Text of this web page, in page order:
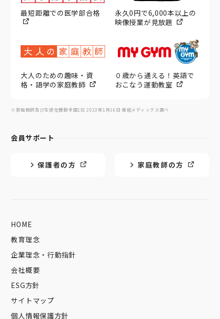
最短距離での医学部合格
永久0円で6,000本以上の
映像授業が見放題
大人のための趣味・資
格・語学の家庭教師
０歳から通える！英語で
おこなう運動教室
※家庭教師及び生徒在籍数全国1位 2023年1月16日 産經メディックス調べ
会員サポート
保護者の方 家庭教師の方
HOME
教育理念
企業理念・行動指針
会社概要
ESG方針
サイトマップ
個人情報保護方針